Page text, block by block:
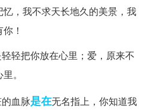
，我不求天长地久的美景，我
！
轻把你放在心里；爱，原来不
。
血脉是在无名指上，你知道我